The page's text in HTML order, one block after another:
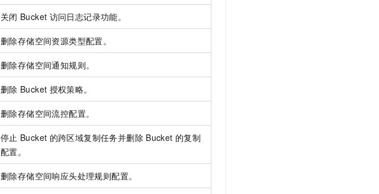
关闭 Bucket 访问日志记录功能。
删除存储空间资源类型配置。
删除存储空间通知规则。
删除 Bucket 授权策略。
删除存储空间流控配置。
停止 Bucket 的跨区域复制任务并删除 Bucket 的复制
配置。
删除存储空间响应头处理规则配置。